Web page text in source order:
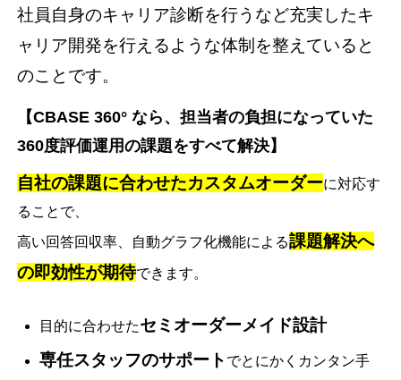
社員自身のキャリア診断を行うなど充実したキ
ャリア開発を行えるような体制を整えていると
のことです。
【CBASE 360° なら、担当者の負担になっていた
360度評価運用の課題をすべて解決】
自社の課題に合わせたカスタムオーダーに対応す
ることで、
高い回答回収率、自動グラフ化機能による課題解決へ
の即効性が期待できます。
目的に合わせたセミオーダーメイド設計
専任スタッフのサポート でとにかくカンタン手